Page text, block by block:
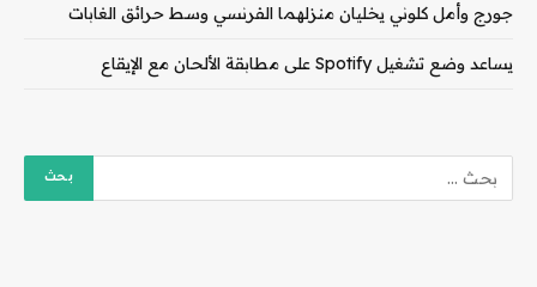
جورج وأمل كلوني يخليان منزلهما الفرنسي وسط حرائق الغابات
يساعد وضع تشغيل Spotify على مطابقة الألحان مع الإيقاع